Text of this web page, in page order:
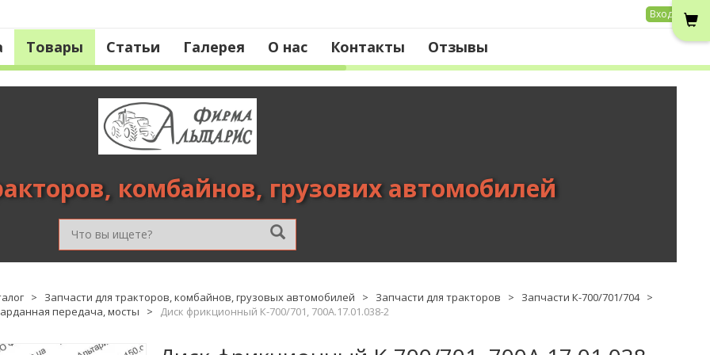
Вход
Товары Статьи Галерея О нас Контакты Отзывы
комбайнов, грузових автомобилей
> Запчасти для тракторов, комбайнов, грузовых автомобилей > Запчасти для тракторов > Запчасти К-700/701/704 >
передача, мосты
> Диск фрикционный К-700/701, 700А.17.01.038-2